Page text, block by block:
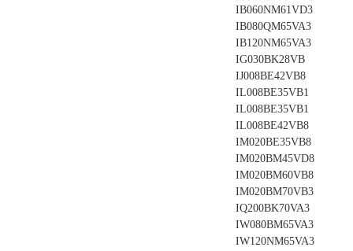
IB060NM61VD3
IB080QM65VA3
IB120NM65VA3
IG030BK28VB
IJ008BE42VB8
IL008BE35VB1
IL008BE35VB1
IL008BE42VB8
IM020BE35VB8
IM020BM45VD8
IM020BM60VB8
IM020BM70VB3
IQ200BK70VA3
IW080BM65VA3
IW120NM65VA3